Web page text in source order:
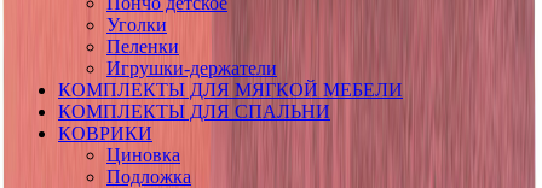
Уголки
Пеленки
Игрушки-держатели
КОМПЛЕКТЫ ДЛЯ МЯГКОЙ МЕБЕЛИ
КОМПЛЕКТЫ ДЛЯ СПАЛЬНИ
КОВРИКИ
Циновка
Подложка